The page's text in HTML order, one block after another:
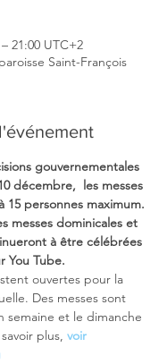
21:00 UTC+2
Saint-François
gouvernementales
décembre,  les messes
15 personnes maximum.
messes dominicales et
à être célébrées
You Tube.
ouvertes pour la
Des messes sont
semaine et le dimanche
plus, voir